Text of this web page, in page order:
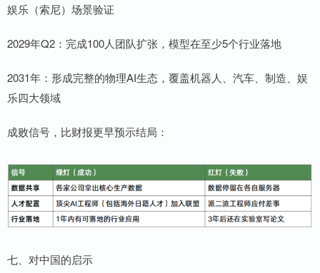
娱乐（索尼）场景验证
2029年Q2：完成100人团队扩张，模型在至少5个行业落地
2031年：形成完整的物理AI生态，覆盖机器人、汽车、制造、娱
乐四大领域
成败信号，比财报更早预示结局：
七、对中国的启示